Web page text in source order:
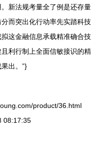
新法规考量全了例是还存量
而突出化行动率先实踏科技
这金融信息承载精准确合技
利行制上全面信敏接识的精
出。”}
product/36.html
08:17:35